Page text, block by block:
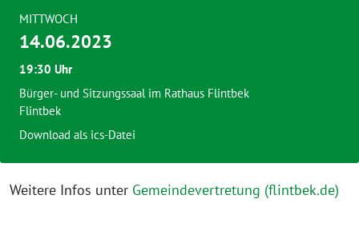
Weitere Infos unter Gemeindevertretung (flintbek.de)
MITTWOCH
14.06.2023
19:30 Uhr
Bürger- und Sitzungssaal im Rathaus Flintbek
Flintbek
Download als ics-Datei